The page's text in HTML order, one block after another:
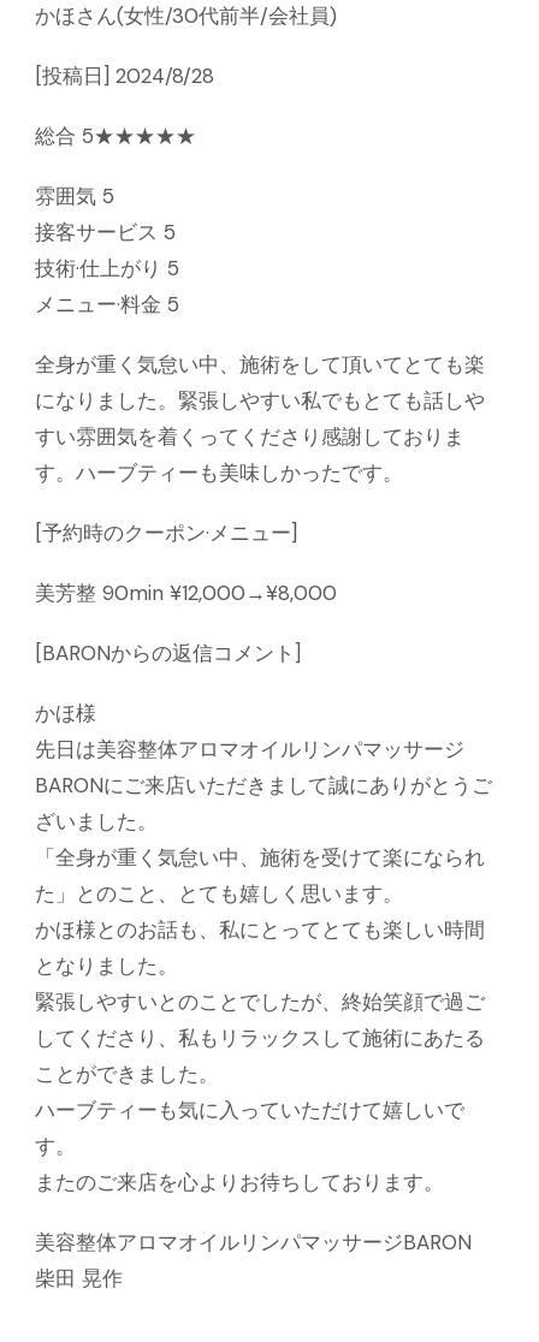
かほさん(女性/30代前半/会社員)
[投稿日] 2024/8/28
総合 5★★★★★
雰囲気 5
接客サービス 5
技術·仕上がり 5
メニュー·料金 5
全身が重く気怠い中、施術をして頂いてとても楽
になりました。緊張しやすい私でもとても話しや
すい雰囲気を着くってくださり感謝しておりま
す。ハーブティーも美味しかったです。
[予約時のクーポン·メニュー]
美芳整 90min ¥12,000→¥8,000
[BARONからの返信コメント]
かほ様
先日は美容整体アロマオイルリンパマッサージ
BARONにご来店いただきまして誠にありがとうご
ざいました。
「全身が重く気怠い中、施術を受けて楽になられ
た」とのこと、とても嬉しく思います。
かほ様とのお話も、私にとってとても楽しい時間
となりました。
緊張しやすいとのことでしたが、終始笑顔で過ご
してくださり、私もリラックスして施術にあたる
ことができました。
ハーブティーも気に入っていただけて嬉しいで
す。
またのご来店を心よりお待ちしております。
美容整体アロマオイルリンパマッサージBARON
柴田 晃作